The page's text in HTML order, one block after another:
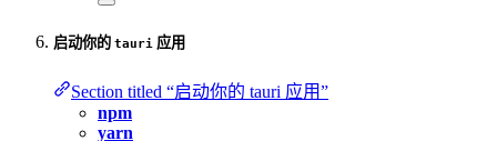
启动你的 tauri 应用
Section titled “启动你的 tauri 应用”
npm
yarn